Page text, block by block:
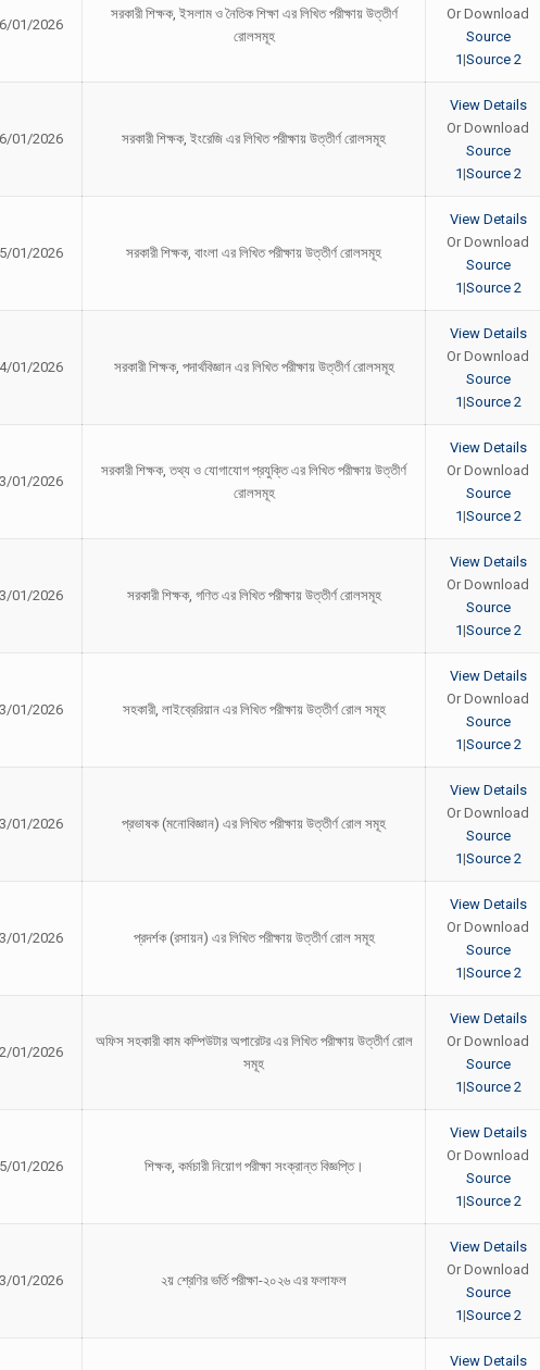
01/2026
সরকারী শিক্ষক, ইসলাম ও নৈতিক শিক্ষা এর লিখিত পরীক্ষায় উত্তীর্ণ
রোলসমূহ
Or Download
Source
1|Source 2
01/2026 সরকারী শিক্ষক, ইংরেজি এর লিখিত পরীক্ষায় উত্তীর্ণ রোলসমূহ
View Details
Or Download
Source
1|Source 2
01/2026 সরকারী শিক্ষক, বাংলা এর লিখিত পরীক্ষায় উত্তীর্ণ রোলসমূহ
View Details
Or Download
Source
1|Source 2
01/2026 সরকারী শিক্ষক, পদার্থবিজ্ঞান এর লিখিত পরীক্ষায় উত্তীর্ণ রোলসমূহ
View Details
Or Download
Source
1|Source 2
01/2026
সরকারী শিক্ষক, তথ্য ও যোগাযোগ প্রযুক্তি এর লিখিত পরীক্ষায় উত্তীর্ণ
রোলসমূহ
View Details
Or Download
Source
1|Source 2
01/2026 সরকারী শিক্ষক, গণিত এর লিখিত পরীক্ষায় উত্তীর্ণ রোলসমূহ
View Details
Or Download
Source
1|Source 2
01/2026 সহকারী, লাইব্রেরিয়ান এর লিখিত পরীক্ষায় উত্তীর্ণ রোল সমূহ
View Details
Or Download
Source
1|Source 2
01/2026 প্রভাষক (মনোবিজ্ঞান) এর লিখিত পরীক্ষায় উত্তীর্ণ রোল সমূহ
View Details
Or Download
Source
1|Source 2
01/2026 প্রদর্শক (রসায়ন) এর লিখিত পরীক্ষায় উত্তীর্ণ রোল সমূহ
View Details
Or Download
Source
1|Source 2
01/2026
অফিস সহকারী কাম কম্পিউটার অপারেটর এর লিখিত পরীক্ষায় উত্তীর্ণ রোল
সমূহ
View Details
Or Download
Source
1|Source 2
01/2026 শিক্ষক, কর্মচারী নিয়োগ পরীক্ষা সংক্রান্ত বিজ্ঞপ্তি।
View Details
Or Download
Source
1|Source 2
01/2026 ২য় শ্রেণির ভর্তি পরীক্ষা-২০২৬ এর ফলাফল
View Details
Or Download
Source
1|Source 2
View Details